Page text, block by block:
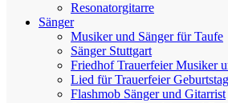
Resonatorgitarre
Sänger
Musiker und Sänger für Taufe
Sänger Stuttgart
Friedhof Trauerfeier Musiker
Lied für Trauerfeier
Flashmob Sänger und Gitarrist